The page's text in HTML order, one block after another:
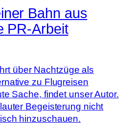
Bahn aus
PR-Arbeit
über Nachtzüge als
zu Flugreisen
Sache, findet unser Autor.
Begeisterung nicht
hinzuschauen.